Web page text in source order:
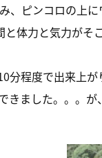
、ピンコロの上
体力と気力が
分程度で出来上
ました。。。が